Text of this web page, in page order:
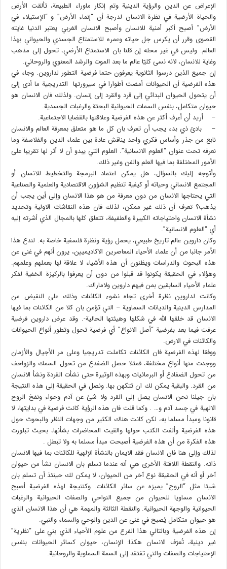
الإعراض عن الدين والرؤية الدينية وتم إنكار ماوراء الطبيعة، تألقت الأرض
والحياة الأرضية في نظرة الانسان لدرجة أن “إنماء الأرض” و “الإستيلاء في
الأرض” أصبح أكبر أمنية للانسان وأصبح الانسان الغربي يعتبر الدنيا غايته
القصوى وقرر أن يكرس جل حياته وعمره للاستمتاع الجسدي والحيواني بهذا
العالم. وليس في غير محله إن قلنا بان الاستمتاع الأرضي، تحول إلى مذهب
وغاية للانسان، لانه نسى كليّا عالم ما بعد الموت والرشد المعنوي والروحاني.
إن جميع الذين درسوا الثانوية يعرفون حتما فرضية التطور لداروين. وجاء في
هذه الفرضية أن الحيوانات أمضت أطوارا في سيرورتها التدريجية ما أدى إلى
أن يتحول الحيوان البدائي إلى قرد والقرد إلى إنسان. ولذلك فان الانسان هو
حيوان متكامل، بنفس السمات الحيوانية البحتة والرغبات الجسدية.
– أريد أن أعرف أكثر عن هذه الفرضية وعلاقتها بالقضايا الاجتماعية.
– بادئ ذي بدء يجب أن تعرف بان كل ما هو متعلق بمعرفة العالم والانسان
نابع من جذر وأساس فكري واحد يناقش عادة بين علماء الدين والفلاسفة وما
نعرفه تحت عنوان “العلوم الانسانية”. العلوم التي يبدو أن لا أثر لها تقريبا على
الأمور المختلفة بما فيها العلم والفن وغير ذلك.
وأتوجه إليك بالسؤال، هل يمكن اعتماد البرمجة والتخطيط للانسان أو
المجتمع الانساني وحياته أو كيفية تنظيم الشؤون الاقتصادية والعلمية والصناعية
التي يحتاجها الانسان من دون معرفة من هو هذا الانسان وإلى أين يجب أن
يذهب؟ تعرف أن ذلك غير ممكن، لذلك فان هذه النقاشات الاولية وتحديد
نشأة الانسان واحتياجاته الكبيرة والطفيفة، تتعلق كلها بالمجال الذي أشرته إليه
أي “العلوم الانسانية”.
وكان داروين عالم تاريخ طبيعي، يحمل رؤية ونظرة فلسفية خاصة به. لندع هذا
الأمر جانبا من أن علماء الأحياء المعاصرين الاكاديميين، يرون أنهم في غنى عن
هذه البحوث والدراسات ويظنون أن هذه الأشياء لا علاقة لها بعملهم وعلمهم.
وهؤلاء في الحقيقة يكونوا قد قبلوا من دون أن يعرفوا بالركيزة الخفية لفكر
علماء الأحياء السابقين بمن فيهم داروين ولاماراك.
وكانت لداروين نظرة أخرى تجاه نشوء الكائنات وذلك على النقيض من
المدارس الدينية والديانات السماوية – التي تؤمن بان كلا من الكائنات بما فيها
الانسان قد خلقها الله في شكلها وهيئتها الحالية-. وقد عرض داروين فرضية
عرفت فيما بعد بفرضية “أصل الانواع” أي فرضية تحول وتطور أنواع الحيوانات
والكائنات في الارض.
ووفقا لهذه الفرضية فان الكائنات تكاملت تدريجيا وعلى مر الأجيال والأزمان
ووجدت منها أنواع مختلفة، فمثلا حصل الضفدع من تحول السمك والزواحف
من تحول الضفادع أو البرمائيات وبهذه الوتيرة حتى نشأت القردة ونشأ الانسان
من القرد. والبقية يمكن لك ان تتكهن بها. ونصل في الحقيقة إلى هذه النتيجة
بان جيلنا نحن الانسان يصل إلى القرد ولا شئ عن آدم وحواء ونفخ الروح
الالهية في جسد آدم و… . وكما قلت فان هذه الرؤية كانت فرضية في بدايتها، لا
قانونا ومبدأ مسلما به، لكن كانت هناك الكثير من وجهات النظر والبحوث حول
هذه الفرضية وألفت الكتب حولها والقيت المحاضرات بشأنها، بحيث تبلورت
هذه الفكرة من أن هذه الفرضية أصبحت مبدأ مسلما به ولا تبطل .
لذلك وإلى هنا فان الانسان فقد الايمان بالنشأة الإلهية للكائنات بما فيها الانسان
ذاته. والنقطة اللافتة الأخرى هي أنه عندما تسلم بان الانسان نشأ من حيوان
آخر أو أنه في الحقيقة نوع آخر من الحيوان، لا يمكن لك حينئذ أن تسلم بان
شيئا مثل “الروح” يميزه عن سائر الكائنات. وكنتيجة لهذه الفرضية أصبح
الانسان مساويا للحيوان من جميع النواحي والصفات الحيوانية والرغبات
الحيوانية والوجهة الحيوانية. والنقطة الثالثة والمهمة هي أن هذا الانسان الذي
هو حيوان متكامل يُصبح في غنى عن الدين والوحي والسماء والنبي.
إن هذه الفرضية وبالتالي هذا الفرع من علوم الأحياء الذي بني على “نظرية”
غير دينية، تُعرّف الانسان هكذا: الإنسان، حيوان كسائر الحيوانات بنفس
الإحتياجات والصفات والتي تفتقد إلى السمة السماوية والروحانية.